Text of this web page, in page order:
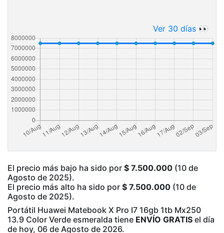
Ver 30 días 👀
El precio más bajo ha sido por $ 7.500.000 (10 de
Agosto de 2025).
El precio más alto ha sido por $ 7.500.000 (10 de
Agosto de 2025).
Portátil Huawei Matebook X Pro I7 16gb 1tb Mx250
13.9 Color Verde esmeralda tiene ENVÍO GRATIS el día
de hoy, 06 de Agosto de 2026.